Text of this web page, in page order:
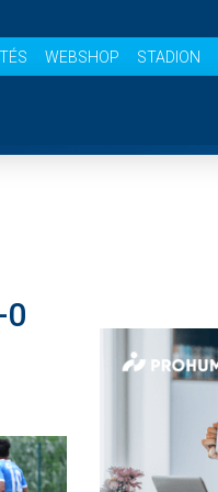
WEBSHOP STADION
0